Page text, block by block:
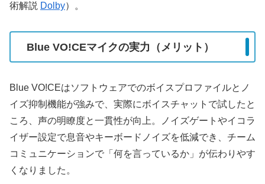
術解説 Dolby）。
Blue VO!CEマイクの実力（メリット）
Blue VO!CEはソフトウェアでのボイスプロファイルとノ
イズ抑制機能が強みで、実際にボイスチャットで試したと
ころ、声の明瞭度と一貫性が向上。ノイズゲートやイコラ
イザー設定で息音やキーボードノイズを低減でき、チーム
コミュニケーションで「何を言っているか」が伝わりやす
くなりました。